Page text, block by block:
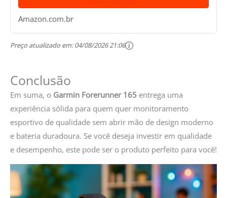
Amazon.com.br
Preço atualizado em:04/08/2026 21:06
Conclusão
Em suma, o Garmin Forerunner 165 entrega uma
experiência sólida para quem quer monitoramento
esportivo de qualidade sem abrir mão de design moderno
e bateria duradoura. Se você deseja investir em qualidade
e desempenho, este pode ser o produto perfeito para você!